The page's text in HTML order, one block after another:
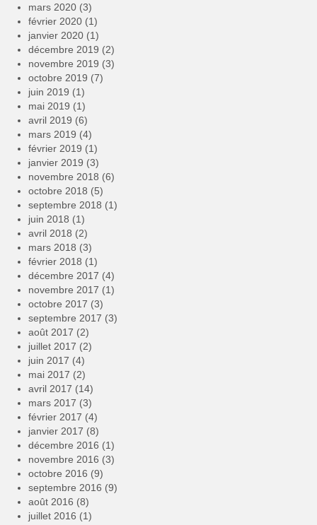
mars 2020 (3)
février 2020 (1)
janvier 2020 (1)
décembre 2019 (2)
novembre 2019 (3)
octobre 2019 (7)
juin 2019 (1)
mai 2019 (1)
avril 2019 (6)
mars 2019 (4)
février 2019 (1)
janvier 2019 (3)
novembre 2018 (6)
octobre 2018 (5)
septembre 2018 (1)
juin 2018 (1)
avril 2018 (2)
mars 2018 (3)
février 2018 (1)
décembre 2017 (4)
novembre 2017 (1)
octobre 2017 (3)
septembre 2017 (3)
août 2017 (2)
juillet 2017 (2)
juin 2017 (4)
mai 2017 (2)
avril 2017 (14)
mars 2017 (3)
février 2017 (4)
janvier 2017 (8)
décembre 2016 (1)
novembre 2016 (3)
octobre 2016 (9)
septembre 2016 (9)
août 2016 (8)
juillet 2016 (1)